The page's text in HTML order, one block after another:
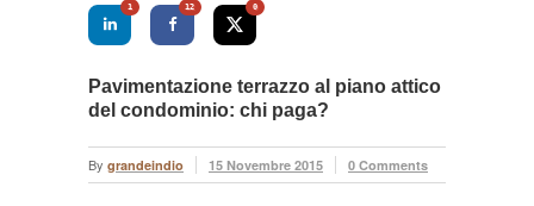
1 12 0
Pavimentazione terrazzo al piano attico
del condominio: chi paga?
By grandeindio 15 Novembre 2015 0 Comments